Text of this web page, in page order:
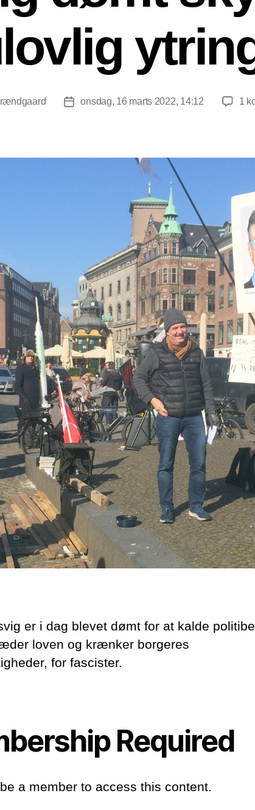
Indlægsdato
onsdag, 16 marts 2022, 14:12 1
er i dag blevet dømt for at kalde
loven og krænker borgeres
for fascister.
Required
a member to access this content.